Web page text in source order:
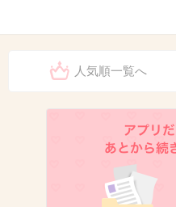
ご主人最近ＴＶによ
人気順一覧へ